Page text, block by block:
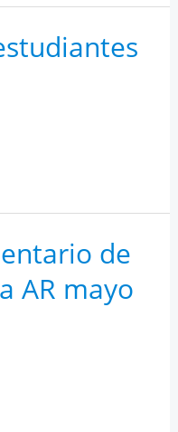
de
AR mayo